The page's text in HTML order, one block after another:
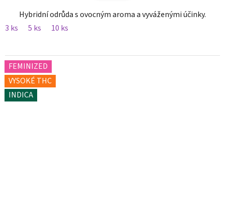
Hybridní odrůda s ovocným aroma a vyváženými účinky.
3 ks
5 ks 10 ks
FEMINIZED
VYSOKÉ THC
INDICA